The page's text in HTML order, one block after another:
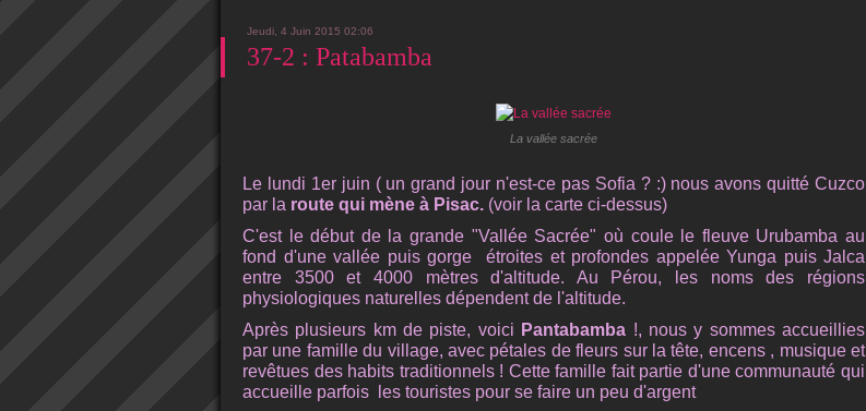
Jeudi, 4 Juin 2015 02:06
37-2 : Patabamba
La vallée sacrée
Le lundi 1er juin ( un grand jour n'est-ce pas Sofia ? :) nous avons quitté Cuzco
par la route qui mène à Pisac. (voir la carte ci-dessus)
C'est le début de la grande "Vallée Sacrée" où coule le fleuve Urubamba au
fond d'une vallée puis gorge étroites et profondes appelée Yunga puis Jalca
entre 3500 et 4000 mètres d'altitude. Au Pérou, les noms des régions
physiologiques naturelles dépendent de l'altitude.
Après plusieurs km de piste, voici Pantabamba !, nous y sommes accueillies
par une famille du village, avec pétales de fleurs sur la tête, encens , musique et
revêtues des habits traditionnels ! Cette famille fait partie d'une communauté qui
accueille parfois les touristes pour se faire un peu d'argent